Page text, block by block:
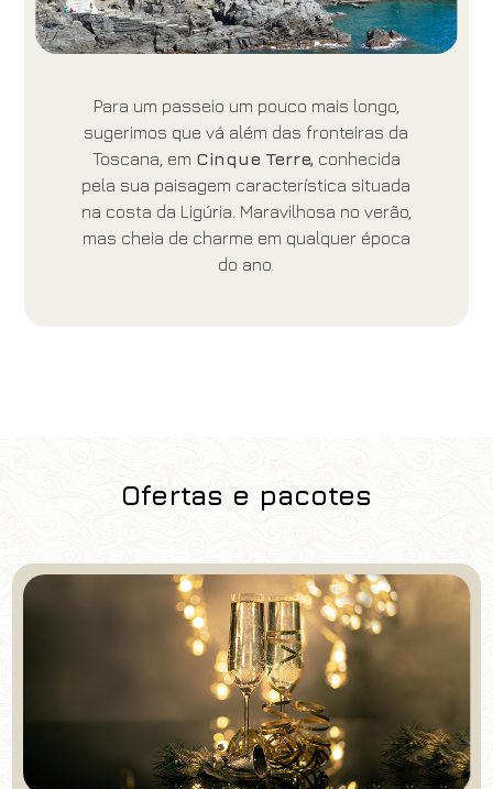
Para um passeio um pouco mais longo,
sugerimos que vá além das fronteiras da
Toscana, em Cinque Terre, conhecida
pela sua paisagem característica situada
na costa da Ligúria. Maravilhosa no verão,
mas cheia de charme em qualquer época
do ano.
Ofertas e pacotes